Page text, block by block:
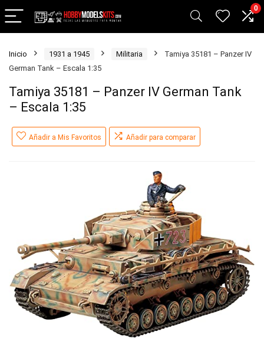
0
Inicio 1931 a 1945 Militaria
Tamiya 35181 – Panzer IV
German Tank – Escala 1:35
Tamiya 35181 – Panzer IV German Tank
– Escala 1:35
Añadir a Mis Favoritos Añadir para comparar